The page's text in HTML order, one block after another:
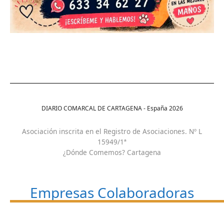
DIARIO COMARCAL DE CARTAGENA - España 2026
Asociación inscrita en el Registro de Asociaciones. Nº L
15949/1ª
¿Dónde Comemos? Cartagena
Empresas Colaboradoras